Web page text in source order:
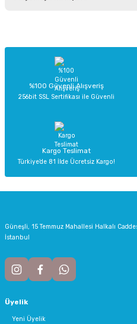
Ürün açıklamasında eksik bilgiler
Ürün bilgilerinde hatalar bulunuyor.
Ürün fiyatı diğer sitelerden daha
Sitemize ilk
%100 Güvenli Alışveriş
256bit SSL Sertifikası ile Güvenli
Kargo Teslimat
Türkiye’de 81 İlde Ücretsiz Kargo!
Güneşli, 15 Temmuz Mahallesi Halkalı
İstanbul
Üyelik
Yeni Üyelik